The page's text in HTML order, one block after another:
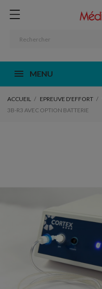
MENU
ACCUEIL EPREUVE D'EFFORT
3B-R3 AVEC OPTION BATTERIE